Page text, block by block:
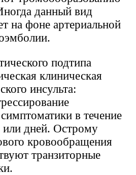
данный вид
на фоне артериальной
подтипа
клиническая
инсульта:
в течение
или дней. Острому
кровообращения
транзиторные